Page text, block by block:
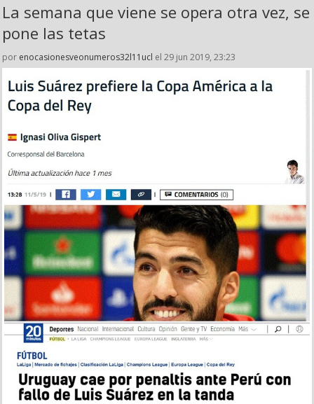
La semana que viene se opera otra vez, se
pone las tetas
por enocasionesveonumeros32l11ucl el 29 jun 2019, 23:23